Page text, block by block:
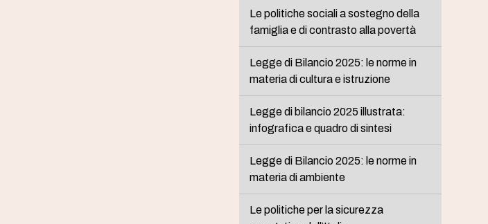
Le politiche sociali a sostegno della
famiglia e di contrasto alla povertà
Legge di Bilancio 2025: le norme in
materia di cultura e istruzione
Legge di bilancio 2025 illustrata:
infografica e quadro di sintesi
Legge di Bilancio 2025: le norme in
materia di ambiente
Le politiche per la sicurezza